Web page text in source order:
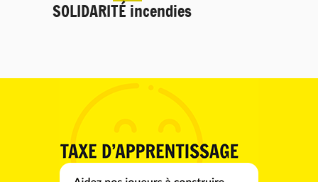
SOLIDARITÉ incendies